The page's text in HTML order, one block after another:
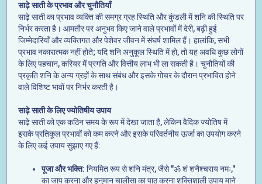
साढ़े साती के प्रभाव और चुनौतियाँ
साढ़े साती का प्रभाव व्यक्ति की समग्र ग्रह स्थिति और कुंडली में शनि की स्थिति पर
निर्भर करता है। आमतौर पर अनुभव किए जाने वाले प्रभावों में देरी, बढ़ी हुई
जिम्मेदारियाँ और व्यक्तिगत और पेशेवर जीवन में संघर्ष शामिल हैं। हालांकि, सभी
प्रभाव नकारात्मक नहीं होते; यदि शनि अनुकूल स्थिति में हो, तो यह अवधि कुछ लोगों
के लिए पहचान, करियर में प्रगति और वित्तीय लाभ भी ला सकती है। चुनौतियों की
प्रकृति शनि के अन्य ग्रहों के साथ संबंध और इसके गोचर के दौरान प्रभावित होने
वाले विशिष्ट भावों पर निर्भर करती है।
साढ़े साती के लिए ज्योतिषीय उपाय
साढ़े साती को एक कठिन समय के रूप में देखा जाता है, लेकिन वैदिक ज्योतिष में
इसके प्रतिकूल प्रभावों को कम करने और इसके परिवर्तनीय ऊर्जा का उपयोग करने
के लिए कई उपाय सुझाए गए हैं:
पूजा और भक्ति: नियमित रूप से शनि मंत्र, जैसे "ॐ शं शनैश्चराय नमः,"
का जाप करना और हनुमान चालीसा का पाठ करना शक्तिशाली उपाय माने